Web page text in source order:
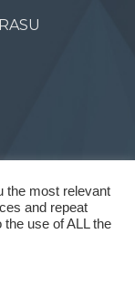
the most relevant
and repeat
use of ALL the